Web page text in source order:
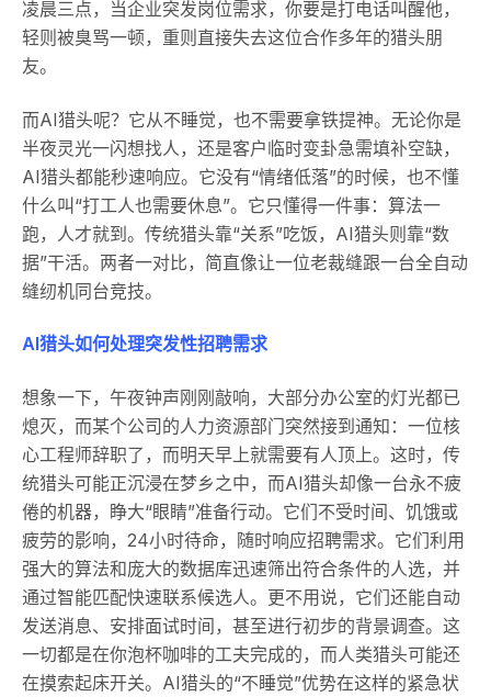
凌晨三点，当企业突发岗位需求，你要是打电话叫醒他，
轻则被臭骂一顿，重则直接失去这位合作多年的猎头朋
友。
而AI猎头呢？它从不睡觉，也不需要拿铁提神。无论你是
半夜灵光一闪想找人，还是客户临时变卦急需填补空缺，
AI猎头都能秒速响应。它没有“情绪低落”的时候，也不懂
什么叫“打工人也需要休息”。它只懂得一件事：算法一
跑，人才就到。传统猎头靠“关系”吃饭，AI猎头则靠“数
据”干活。两者一对比，简直像让一位老裁缝跟一台全自动
缝纫机同台竞技。
AI猎头如何处理突发性招聘需求
想象一下，午夜钟声刚刚敲响，大部分办公室的灯光都已
熄灭，而某个公司的人力资源部门突然接到通知：一位核
心工程师辞职了，而明天早上就需要有人顶上。这时，传
统猎头可能正沉浸在梦乡之中，而AI猎头却像一台永不疲
倦的机器，睁大“眼睛”准备行动。它们不受时间、饥饿或
疲劳的影响，24小时待命，随时响应招聘需求。它们利用
强大的算法和庞大的数据库迅速筛出符合条件的人选，并
通过智能匹配快速联系候选人。更不用说，它们还能自动
发送消息、安排面试时间，甚至进行初步的背景调查。这
一切都是在你泡杯咖啡的工夫完成的，而人类猎头可能还
在摸索起床开关。AI猎头的“不睡觉”优势在这样的紧急状